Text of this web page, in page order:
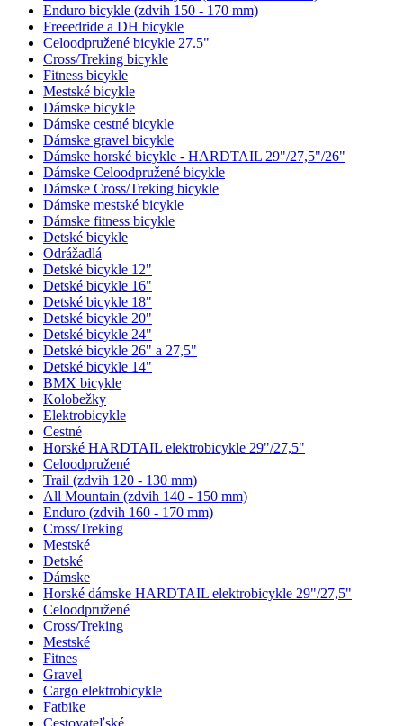
Enduro bicykle (zdvih 150 - 170 mm)
Freeedride a DH bicykle
Celoodpružené bicykle 27.5"
Cross/Treking bicykle
Fitness bicykle
Mestské bicykle
Dámske bicykle
Dámske cestné bicykle
Dámske gravel bicykle
Dámske horské bicykle - HARDTAIL 29"/27,5"/26"
Dámske Celoodpružené bicykle
Dámske Cross/Treking bicykle
Dámske mestské bicykle
Dámske fitness bicykle
Detské bicykle
Odrážadlá
Detské bicykle 12"
Detské bicykle 16"
Detské bicykle 18"
Detské bicykle 20"
Detské bicykle 24"
Detské bicykle 26" a 27,5"
Detské bicykle 14"
BMX bicykle
Kolobežky
Elektrobicykle
Cestné
Horské HARDTAIL elektrobicykle 29"/27,5"
Celoodpružené
Trail (zdvih 120 - 130 mm)
All Mountain (zdvih 140 - 150 mm)
Enduro (zdvih 160 - 170 mm)
Cross/Treking
Mestské
Detské
Dámske
Horské dámske HARDTAIL elektrobicykle 29"/27,5"
Celoodpružené
Cross/Treking
Mestské
Fitnes
Gravel
Cargo elektrobicykle
Fatbike
Cestovateľské